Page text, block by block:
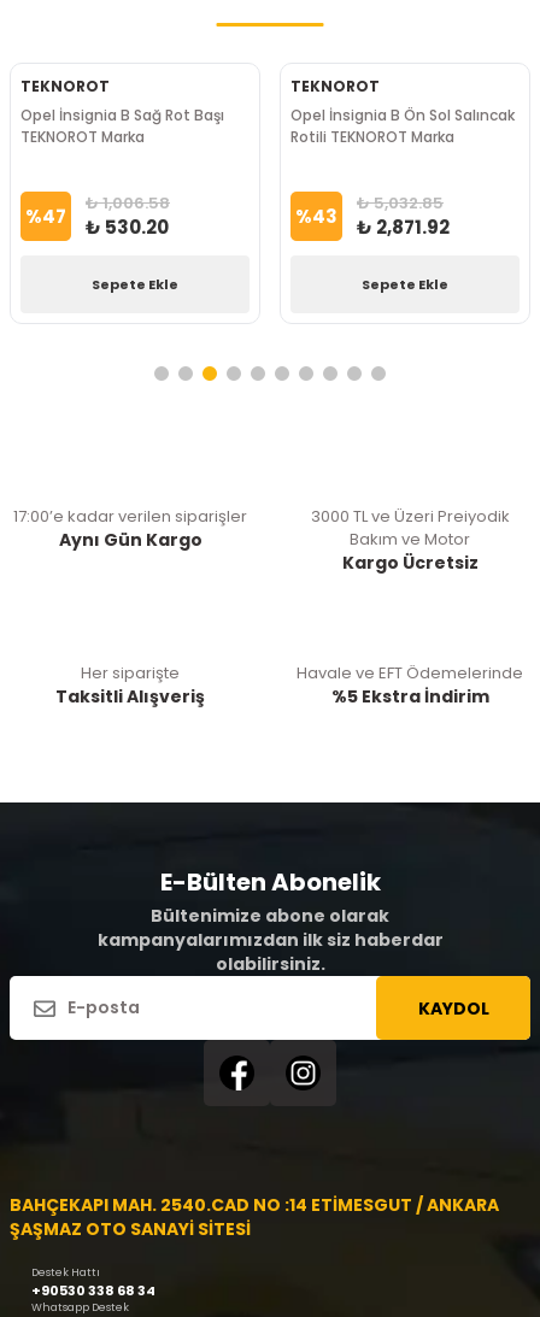
TEKNOROT
Opel İnsignia B Sağ Rot Başı
TEKNOROT Marka
%47 ₺ 1,006.58
₺ 530.20
Sepete Ekle
TEKNOROT
Opel İnsignia B Ön Sol Salıncak
Rotili TEKNOROT Marka
%43 ₺ 5,032.85
₺ 2,871.92
Sepete Ekle
17:00’e kadar verilen siparişler
Aynı Gün Kargo
3000 TL ve Üzeri Preiyodik
Bakım ve Motor
Kargo Ücretsiz
Her siparişte
Taksitli Alışveriş
Havale ve EFT Ödemelerinde
%5 Ekstra İndirim
E-Bülten Abonelik
Bültenimize abone olarak
kampanyalarımızdan ilk siz haberdar
olabilirsiniz.
KAYDOL
BAHÇEKAPI MAH. 2540.CAD NO :14 ETİMESGUT / ANKARA
ŞAŞMAZ OTO SANAYİ SİTESİ
Destek Hattı
+90530 338 68 34
Whatsapp Destek